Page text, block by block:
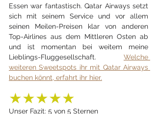
Essen war fantastisch. Qatar Airways setzt
sich mit seinem Service und vor allem
seinen Meilen-Preisen klar von anderen
Top-Airlines aus dem Mittleren Osten ab
und ist momentan bei weitem meine
Lieblings-Fluggesellschaft. Welche
weiteren Sweetspots ihr mit Qatar Airways
buchen könnt, erfahrt ihr hier.
★★★★★
Unser Fazit: 5 von 5 Sternen